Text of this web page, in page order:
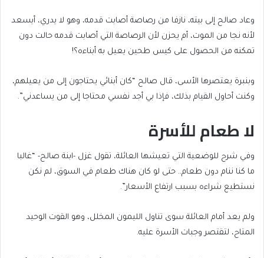
وعاد صالح إلى بيته، نازفا من رصاصة أصابت قدمه، وهو لا يدري، أيسعد
لأنه نجا من الموت، أم يحزن لأن الرصاصة التي أصابت قدمه حالت دون
تمكنه من الحصول على كيس طحين يعيل به أبناءه؟!
وبنبرة يعتصرها الأسى، قال صالح “كان أبنائي يحتاجون إلى من يعيلهم،
وكنت أحاول القيام بذلك، فإذا بي أجد نفسي محتاجا إلى من يساعدني”.
لا طعام للأسرة
وفي شرح للوضعية التي تعيشها العائلة، تقول غزل -ابنة صالح- “غالبا
ما كنا ننام دون طعام.. حتى لو كان هناك طعام في السوق، لم نكن
نستطيع شراءه بسبب ارتفاع الأسعار”.
ولم يعد أمام العائلة سوى تناول الليمون المخلل، وهو القوت الوحيد
المتاح، لتقتصر وجبات الأسرة عليه.